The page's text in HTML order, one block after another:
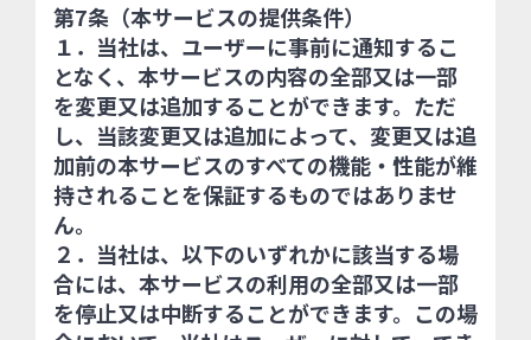
第7条（本サービスの提供条件）
１．当社は、ユーザーに事前に通知するこ
となく、本サービスの内容の全部又は一部
を変更又は追加することができます。ただ
し、当該変更又は追加によって、変更又は追
加前の本サービスのすべての機能・性能が維
持されることを保証するものではありませ
ん。
２．当社は、以下のいずれかに該当する場
合には、本サービスの利用の全部又は一部
を停止又は中断することができます。この場